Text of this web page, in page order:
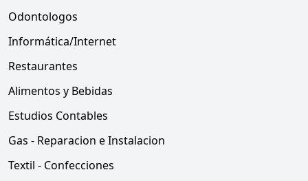
Odontologos
Informática/Internet
Restaurantes
Alimentos y Bebidas
Estudios Contables
Gas - Reparacion e Instalacion
Textil - Confecciones